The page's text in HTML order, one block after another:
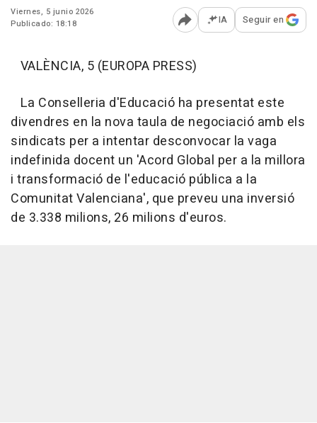
Viernes, 5 junio 2026
Publicado: 18:18
Abrir opciones para
IA Seguir en
VALÈNCIA, 5 (EUROPA PRESS)
La Conselleria d'Educació ha presentat este
divendres en la nova taula de negociació amb els
sindicats per a intentar desconvocar la vaga
indefinida docent un 'Acord Global per a la millora
i transformació de l'educació pública a la
Comunitat Valenciana', que preveu una inversió
de 3.338 milions, 26 milions d'euros.